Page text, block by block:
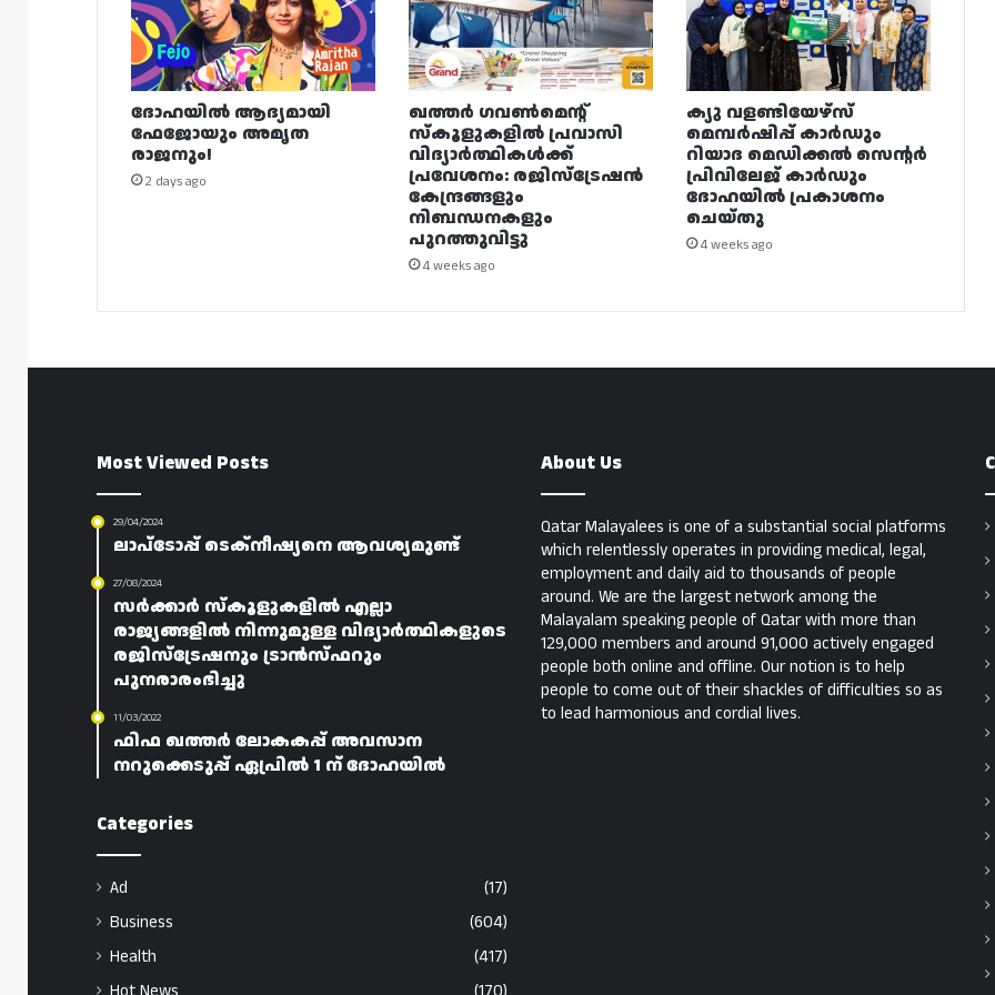
ദോഹയിൽ ആദ്യമായി
ഫേജോയും അമൃത
രാജനും!
2 days ago
ഖത്തർ ഗവൺമെന്റ്
സ്കൂളുകളിൽ പ്രവാസി
വിദ്യാർത്ഥികൾക്ക്
പ്രവേശനം: രജിസ്ട്രേഷൻ
കേന്ദ്രങ്ങളും
നിബന്ധനകളും
പുറത്തുവിട്ടു
4 weeks ago
ക്യു വളണ്ടിയേഴ്‌സ്
മെമ്പർഷിപ്പ് കാർഡും
റിയാദ മെഡിക്കൽ സെന്റർ
പ്രിവിലേജ് കാർഡും
ദോഹയിൽ പ്രകാശനം
ചെയ്തു
4 weeks ago
Most Viewed Posts
29/04/2024
ലാപ്ടോപ്പ് ടെക്‌നീഷ്യനെ ആവശ്യമുണ്ട്
27/08/2024
സർക്കാർ സ്‌കൂളുകളിൽ എല്ലാ
രാജ്യങ്ങളിൽ നിന്നുമുള്ള വിദ്യാർത്ഥികളുടെ
രജിസ്‌ട്രേഷനും ട്രാൻസ്‌ഫറും
പുനരാരംഭിച്ചു
11/03/2022
ഫിഫ ഖത്തർ ലോകകപ്പ് അവസാന
നറുക്കെടുപ്പ് ഏപ്രിൽ 1 ന് ദോഹയിൽ
Categories
Ad
(17)
Business
(604)
Health
(417)
About Us
Qatar Malayalees is one of a substantial social platforms
which relentlessly operates in providing medical, legal,
employment and daily aid to thousands of people
around. We are the largest network among the
Malayalam speaking people of Qatar with more than
129,000 members and around 91,000 actively engaged
people both online and offline. Our notion is to help
people to come out of their shackles of difficulties so as
to lead harmonious and cordial lives.